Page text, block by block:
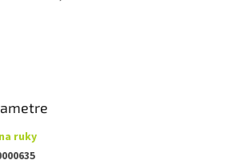
ruky